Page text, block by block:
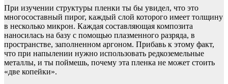
При изучении структуры пленки ты бы увидел, что это
многосоставный пирог, каждый слой которого имеет толщину
в несколько микрон. Каждая составляющая композита
наносилась на базу с помощью плазменного разряда, в
пространстве, заполненном аргоном. Прибавь к этому факт,
что при напылении нужно использовать редкоземельные
металлы, и ты поймешь, почему эта пленка не может стоить
«две копейки».